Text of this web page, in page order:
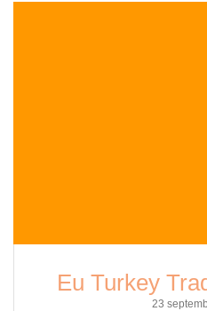
Eu Turkey
23